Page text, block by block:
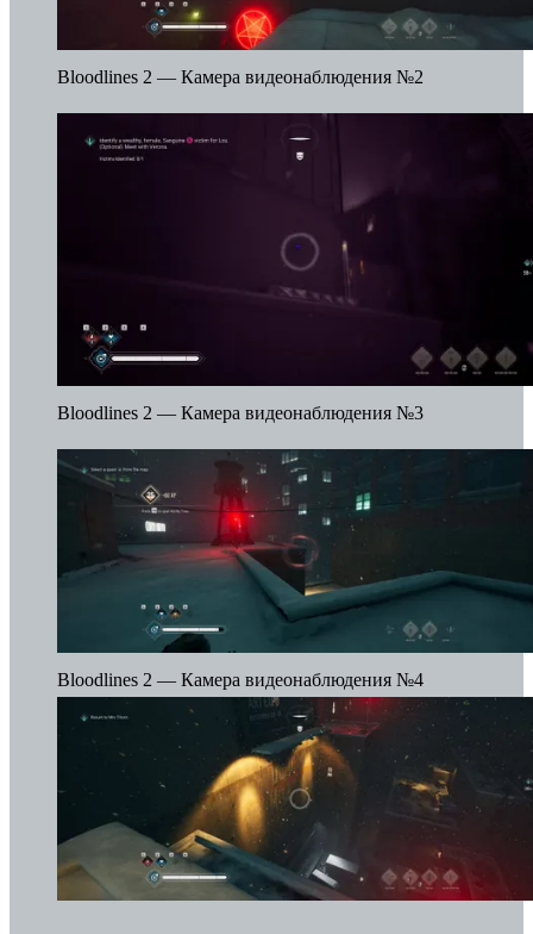
Bloodlines 2 — Камера видеонаблюдения №2
Bloodlines 2 — Камера видеонаблюдения №3
Bloodlines 2 — Камера видеонаблюдения №4